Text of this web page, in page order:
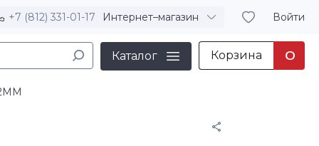
+7 (812) 331-01-17 Интернет–магазин Войти
Каталог Корзина 0